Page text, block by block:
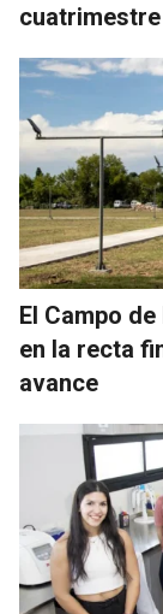
El Campo
en la recta
avance